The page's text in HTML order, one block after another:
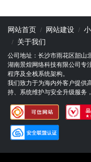
网站首页 网站建设
关于我们
公司地址：长沙市雨花区韶山
湖南景煌网络科技有限公司专
程序及全栈系统架构。
我们致力于为海内外客户提供
持、系统维护与安全升级服务